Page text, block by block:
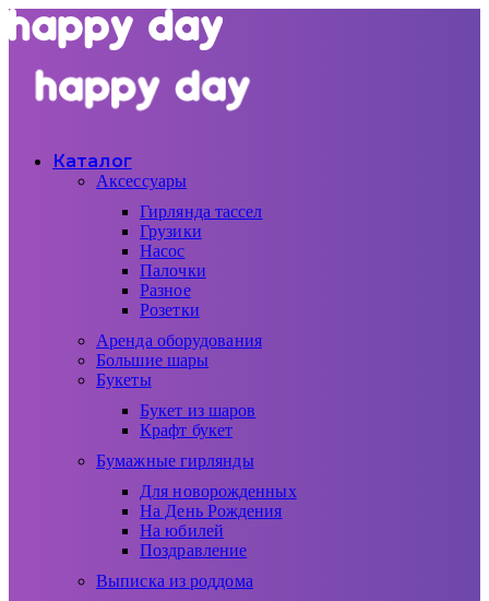
Каталог
Аксессуары
Гирлянда тассел
Грузики
Насос
Палочки
Разное
Розетки
Аренда оборудования
Большие шары
Букеты
Букет из шаров
Крафт букет
Бумажные гирлянды
Для новорожденных
На День Рождения
На юбилей
Поздравление
Выписка из роддома